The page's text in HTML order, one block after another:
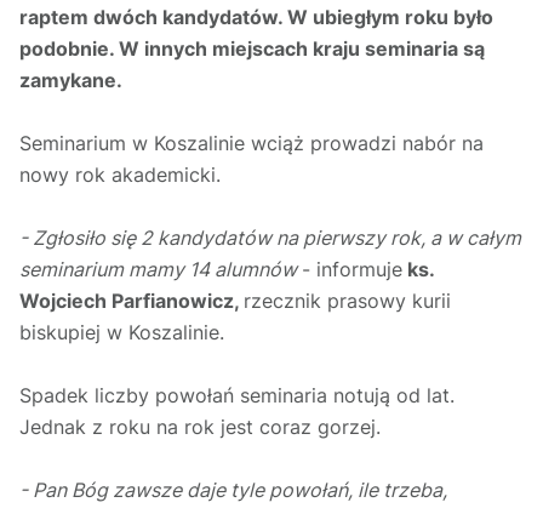
raptem dwóch kandydatów. W ubiegłym roku było
podobnie. W innych miejscach kraju seminaria są
zamykane.
Seminarium w Koszalinie wciąż prowadzi nabór na
nowy rok akademicki.
- Zgłosiło się 2 kandydatów na pierwszy rok, a w całym
seminarium mamy 14 alumnów- informuje ks.
Wojciech Parfianowicz, rzecznik prasowy kurii
biskupiej w Koszalinie.
Spadek liczby powołań seminaria notują od lat.
Jednak z roku na rok jest coraz gorzej.
- Pan Bóg zawsze daje tyle powołań, ile trzeba,